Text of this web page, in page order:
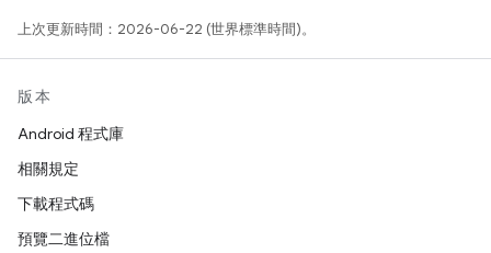
上次更新時間：2026-06-22 (世界標準時間)。
版本
Android 程式庫
相關規定
下載程式碼
預覽二進位檔